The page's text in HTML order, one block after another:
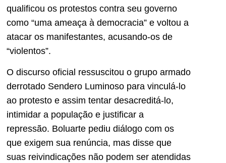
qualificou os protestos contra seu governo
como “uma ameaça à democracia” e voltou a
atacar os manifestantes, acusando-os de
“violentos”.
O discurso oficial ressuscitou o grupo armado
derrotado Sendero Luminoso para vinculá-lo
ao protesto e assim tentar desacreditá-lo,
intimidar a população e justificar a
repressão. Boluarte pediu diálogo com os
que exigem sua renúncia, mas disse que
suas reivindicações não podem ser atendidas